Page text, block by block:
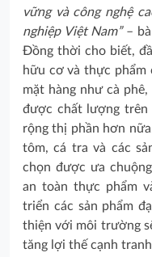
vững và công nghệ
nghiệp Việt Nam”– bà
Đồng thời cho biết,
hữu cơ và thực phẩm
mặt hàng như cà
được chất lượng trên
rộng thị phần hơn
tôm, cá tra và các
chọn được ưa
an toàn thực phẩm
triển các sản phẩm
thiện với môi trường
tăng lợi thế cạnh